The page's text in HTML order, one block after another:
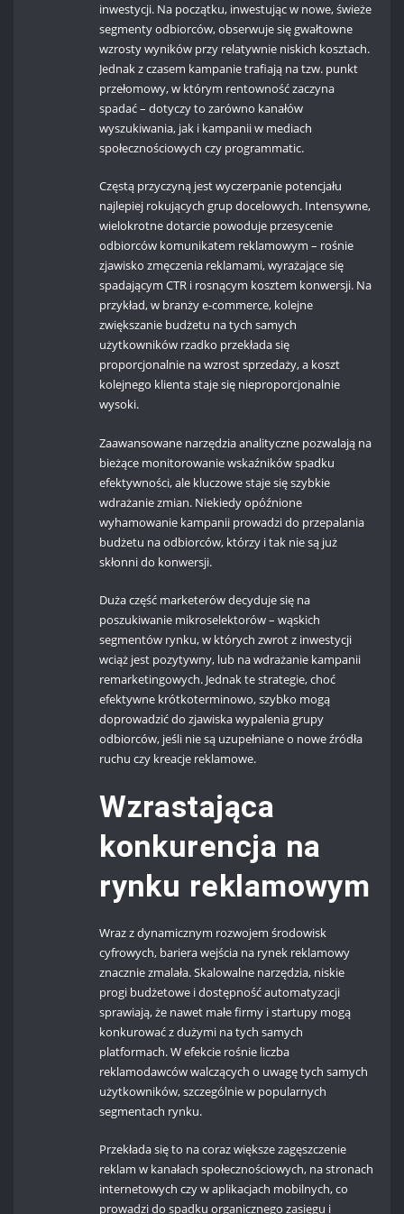
inwestycji. Na początku, inwestując w nowe, świeże
segmenty odbiorców, obserwuje się gwałtowne
wzrosty wyników przy relatywnie niskich kosztach.
Jednak z czasem kampanie trafiają na tzw. punkt
przełomowy, w którym rentowność zaczyna
spadać – dotyczy to zarówno kanałów
wyszukiwania, jak i kampanii w mediach
społecznościowych czy programmatic.
Częstą przyczyną jest wyczerpanie potencjału
najlepiej rokujących grup docelowych. Intensywne,
wielokrotne dotarcie powoduje przesycenie
odbiorców komunikatem reklamowym – rośnie
zjawisko zmęczenia reklamami, wyrażające się
spadającym CTR i rosnącym kosztem konwersji. Na
przykład, w branży e-commerce, kolejne
zwiększanie budżetu na tych samych
użytkowników rzadko przekłada się
proporcjonalnie na wzrost sprzedaży, a koszt
kolejnego klienta staje się nieproporcjonalnie
wysoki.
Zaawansowane narzędzia analityczne pozwalają na
bieżące monitorowanie wskaźników spadku
efektywności, ale kluczowe staje się szybkie
wdrażanie zmian. Niekiedy opóźnione
wyhamowanie kampanii prowadzi do przepalania
budżetu na odbiorców, którzy i tak nie są już
skłonni do konwersji.
Duża część marketerów decyduje się na
poszukiwanie mikroselektorów – wąskich
segmentów rynku, w których zwrot z inwestycji
wciąż jest pozytywny, lub na wdrażanie kampanii
remarketingowych. Jednak te strategie, choć
efektywne krótkoterminowo, szybko mogą
doprowadzić do zjawiska wypalenia grupy
odbiorców, jeśli nie są uzupełniane o nowe źródła
ruchu czy kreacje reklamowe.
Wzrastająca
konkurencja na
rynku reklamowym
Wraz z dynamicznym rozwojem środowisk
cyfrowych, bariera wejścia na rynek reklamowy
znacznie zmalała. Skalowalne narzędzia, niskie
progi budżetowe i dostępność automatyzacji
sprawiają, że nawet małe firmy i startupy mogą
konkurować z dużymi na tych samych
platformach. W efekcie rośnie liczba
reklamodawców walczących o uwagę tych samych
użytkowników, szczególnie w popularnych
segmentach rynku.
Przekłada się to na coraz większe zagęszczenie
reklam w kanałach społecznościowych, na stronach
internetowych czy w aplikacjach mobilnych, co
prowadzi do spadku organicznego zasięgu i